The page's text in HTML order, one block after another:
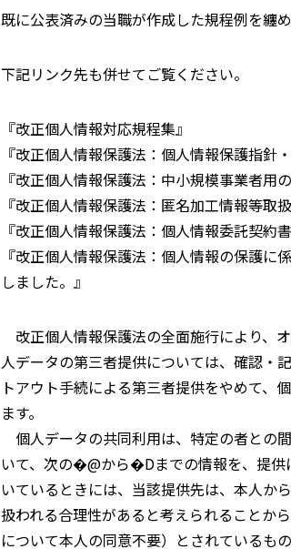
既に公表済みの当職が作成した規程例を纏
下記リンク先も併せてご覧ください。
『改正個人情報対応規程集』
『改正個人情報保護法：個人情報保護指針
『改正個人情報保護法：中小規模事業者用
『改正個人情報保護法：匿名加工情報等取
『改正個人情報保護法：個人情報委託契約
『改正個人情報保護法：個人情報の保護
しました。』
改正個人情報保護法の全面施行により、
人データの第三者提供については、確認・
トアウト手続による第三者提供をやめて、
ます。
個人データの共同利用は、特定の者との
いて、次の�@から�Dまでの情報を、提供
いているときには、当該提供先は、本人か
扱われる合理性があると考えられることか
について本人の同意不要）とされているも